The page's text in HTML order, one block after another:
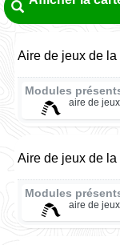
Aire de jeux de
Modules
aire de jeux
Aire de jeux de
Modules
aire de jeux